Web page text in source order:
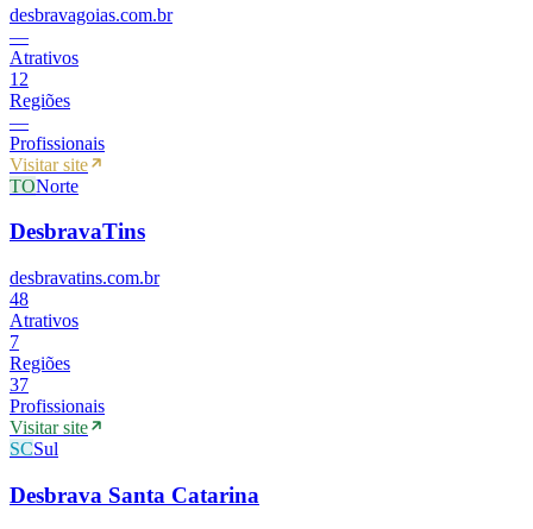
desbravagoias.com.br
—
Atrativos
12
Regiões
—
Profissionais
Visitar site
TONorte
DesbravaTins
desbravatins.com.br
48
Atrativos
7
Regiões
37
Profissionais
Visitar site
SCSul
Desbrava Santa Catarina